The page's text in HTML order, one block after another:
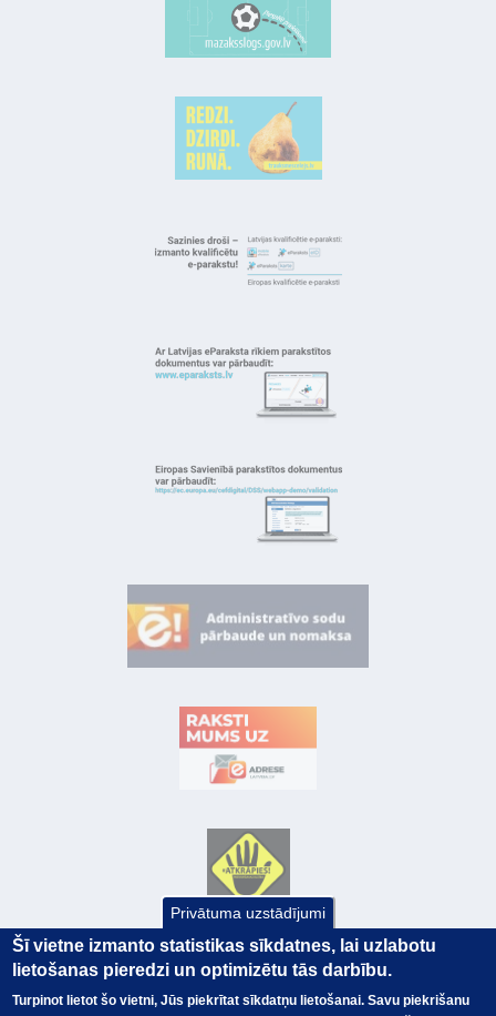
Privātuma uzstādījumi
Šī vietne izmanto statistikas sīkdatnes, lai uzlabotu
lietošanas pieredzi un optimizētu tās darbību.
Turpinot lietot šo vietni, Jūs piekrītat sīkdatņu lietošanai. Savu piekrišanu